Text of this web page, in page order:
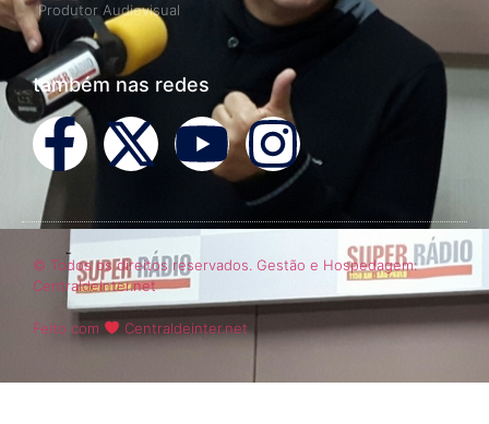
Produtor Audiovisual
também nas redes
© Todos os direitos reservados. Gestão e Hospedagem:
CentraldeInter.net
Feito com Centraldeinter.net